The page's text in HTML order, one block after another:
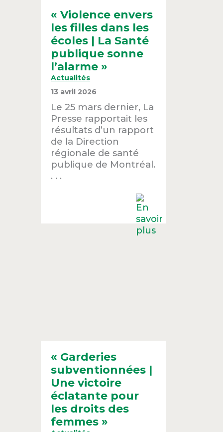
« Violence envers
les filles dans les
écoles | La Santé
publique sonne
l’alarme »
Actualités
13 avril 2026
Le 25 mars dernier, La
Presse rapportait les
résultats d’un rapport
de la Direction
régionale de santé
publique de Montréal.
. . .
« Garderies
subventionnées |
Une victoire
éclatante pour
les droits des
femmes »